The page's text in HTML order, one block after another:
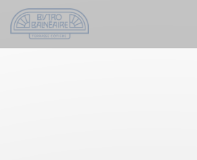
Panel pro správu cookies